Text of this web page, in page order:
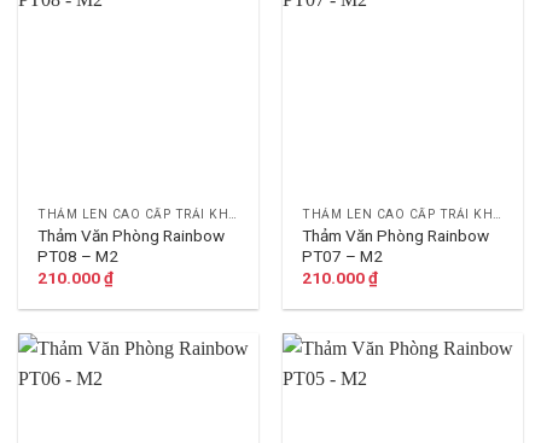
THẢM LEN CAO CẤP TRẢI KHÁCH SẠN
Thảm Văn Phòng Rainbow
PT08 – M2
210.000₫
THẢM LEN CAO CẤP TRẢI KHÁCH SẠN
Thảm Văn Phòng Rainbow
PT07 – M2
210.000₫